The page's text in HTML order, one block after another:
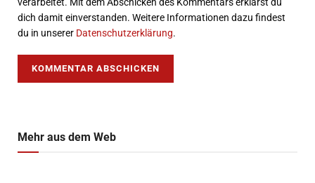
dich damit einverstanden. Weitere Informationen dazu findest
du in unserer Datenschutzerklärung.
Mehr aus dem Web